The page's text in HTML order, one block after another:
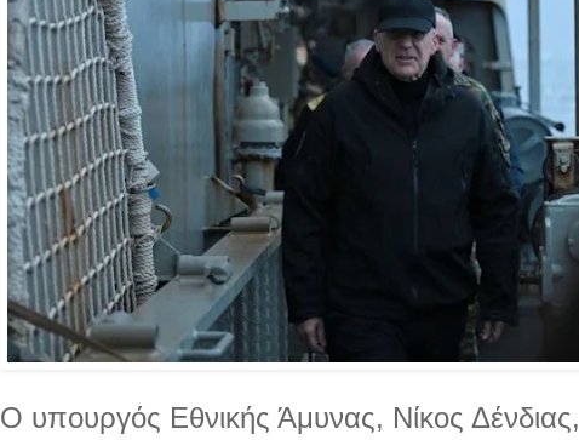
Ο υπουργός Εθνικής Άμυνας, Νίκος Δένδιας,